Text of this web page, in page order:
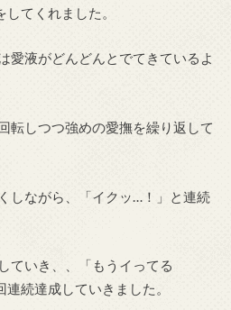
てくれました。
愛液がどんどんとでてきているよ
転しつつ強めの愛撫を繰り返して
しながら、「イクッ…！」と連続
ていき、、「もうイってる
続達成していきました。